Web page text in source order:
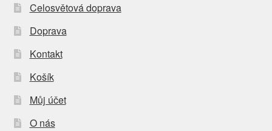
Celosvětová doprava
Doprava
Kontakt
Košík
Můj účet
O nás